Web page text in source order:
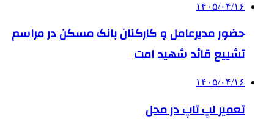
۱۴۰۵/۰۴/۱۶
حضور مدیرعامل و کارکنان بانک مسکن در مراسم
تشییع قائد شهید امت
۱۴۰۵/۰۴/۱۶
تعمیر لپ تاپ در محل